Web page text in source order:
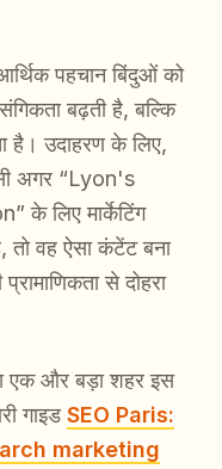
पहचान बिंदुओं को
बढ़ती है, बल्कि
है। उदाहरण के लिए,
अगर “Lyon's
के लिए मार्केटिंग
तो वह ऐसा कंटेंट बना
से दोहरा
एक और बड़ा शहर इस
गाइडSEO Paris:
marketing